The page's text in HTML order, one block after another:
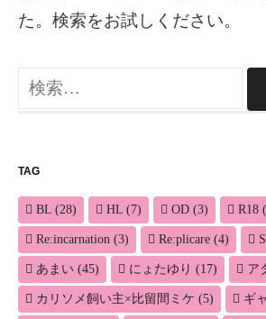
た。検索をお試しください。
検
索:
TAG
BL (28) HL (7) OD (3) R18
Re:incarnation (3) Re:plicare (4)
あまい (45) にょたゆり (17) ア
カリソメ飼い主×比留間ミケ (5) ギ